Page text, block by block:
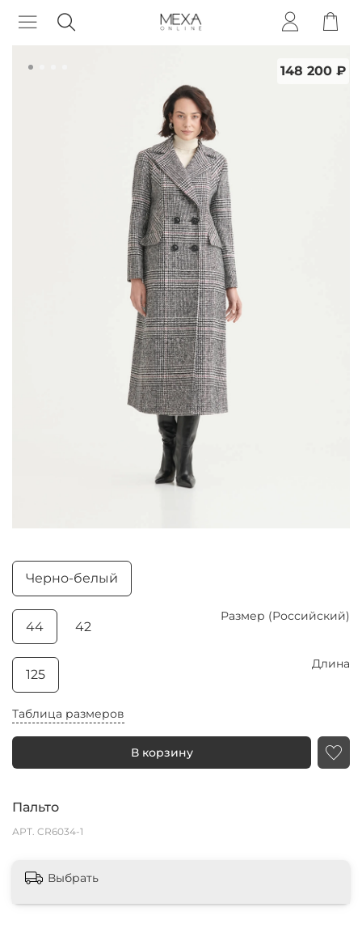
Пальто
148 200 ₽
АРТ. CR6034-1
Таблица размеров
В корзину
Черно-белый
Размер (Российский)
44 42
Длина
125
Выбрать